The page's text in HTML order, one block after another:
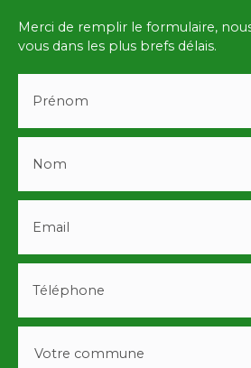
Merci de remplir le formulaire,
vous dans les plus brefs délais.
Prénom
Nom
Email
Téléphone
Votre commune